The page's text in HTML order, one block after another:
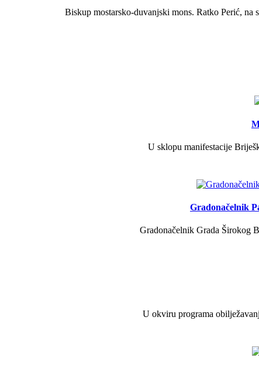
Biskup mostarsko-duvanjski mons. Ratko Perić,
U sklopu manifestacije
Gradonačelnik
Gradonačelnik Grada Širokog
U okviru programa